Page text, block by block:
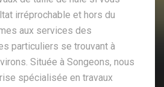
irréprochable et hors du
aux services des
particuliers se trouvant à
Située à Songeons, nous
spécialisée en travaux